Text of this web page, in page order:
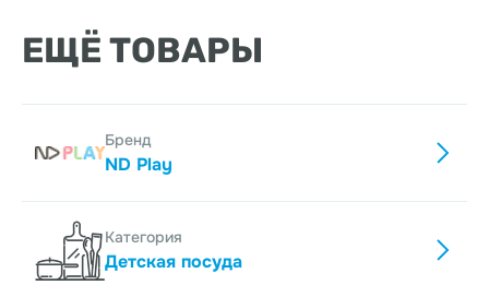
ЕЩЁ ТОВАРЫ
Бренд
ND Play
Категория
Детская посуда